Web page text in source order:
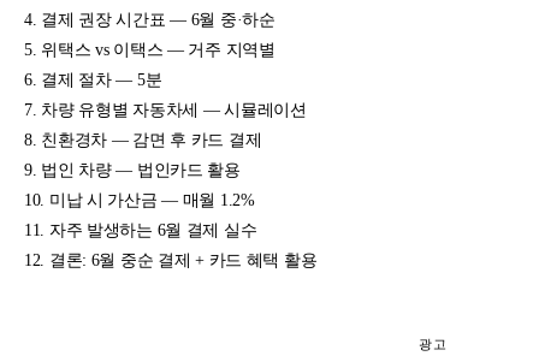
결제 권장 시간표 — 6월 중·하순
위택스 vs 이택스 — 거주 지역별
결제 절차 — 5분
차량 유형별 자동차세 — 시뮬레이션
친환경차 — 감면 후 카드 결제
법인 차량 — 법인카드 활용
미납 시 가산금 — 매월 1.2%
자주 발생하는 6월 결제 실수
결론: 6월 중순 결제 + 카드 혜택 활용
광고